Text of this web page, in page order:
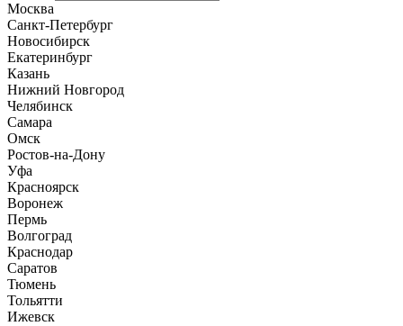
Москва
Санкт-Петербург
Новосибирск
Екатеринбург
Казань
Нижний Новгород
Челябинск
Самара
Омск
Ростов-на-Дону
Уфа
Красноярск
Воронеж
Пермь
Волгоград
Краснодар
Саратов
Тюмень
Тольятти
Ижевск